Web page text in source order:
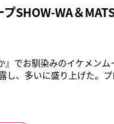
SHOW-WA＆
でお馴染みのイケメンム
、多いに盛り上げた。プ
から勝ち取った2チームが